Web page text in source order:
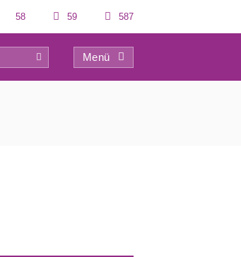
58 59 587
Menü